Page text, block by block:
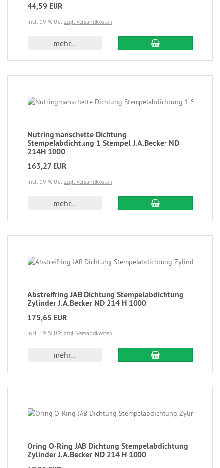
44,59 EUR
incl. 19 % USt zzgl. Versandkosten
mehr...
Nutringmanschette Dichtung
Stempelabdichtung 1 Stempel J.A.Becker ND
214H 1000
163,27 EUR
incl. 19 % USt zzgl. Versandkosten
mehr...
Abstreifring JAB Dichtung Stempelabdichtung
Zylinder J.A.Becker ND 214 H 1000
175,65 EUR
incl. 19 % USt zzgl. Versandkosten
mehr...
Oring O-Ring JAB Dichtung Stempelabdichtung
Zylinder J.A.Becker ND 214 H 1000